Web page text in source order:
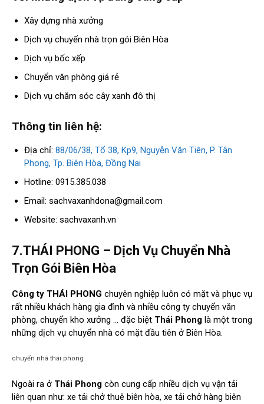
Xây dựng nhà xưởng
Dịch vụ chuyển nhà trọn gói Biên Hòa
Dịch vụ bốc xếp
Chuyển văn phòng giá rẻ
Dịch vụ chăm sóc cây xanh đô thị
Thông tin liên hệ:
Địa chỉ: 88/06/38, Tổ 38, Kp9, Nguyễn Văn Tiên, P. Tân
Phong, Tp. Biên Hòa, Đồng Nai
Hotline: 0915.385.038
Email: sachvaxanhdona@gmail.com
Website: sachvaxanh.vn
7.THÁI PHONG – Dịch Vụ Chuyển Nhà
Trọn Gói Biên Hòa
Công ty THÁI PHONG chuyên nghiệp luôn có mặt và phục vụ
rất nhiều khách hàng gia đình và nhiều công ty chuyển văn
phòng, chuyển kho xưởng … đặc biệt Thái Phong là một trong
những dịch vụ chuyển nhà có mặt đầu tiên ở Biên Hòa.
chuyển nhà thái phong
Ngoài ra ở Thái Phong còn cung cấp nhiều dịch vụ vận tải
liên quan như: xe tải chở thuê biên hòa, xe tải chở hàng biên